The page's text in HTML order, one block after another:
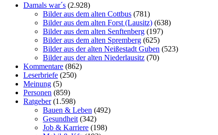
Damals war´s (2.928)
Bilder aus dem alten Cottbus (781)
Bilder aus dem alten Forst (Lausitz) (638)
Bilder aus dem alten Senftenberg (197)
Bilder aus dem alten Spremberg (625)
Bilder aus der alten Neißestadt Guben (523)
Bilder aus der alten Niederlausitz (70)
Kommentare (862)
Leserbriefe (250)
Meinung (5)
Personen (859)
Ratgeber(1.598)
Bauen & Leben (492)
Gesundheit (342)
Job & Karriere (198)